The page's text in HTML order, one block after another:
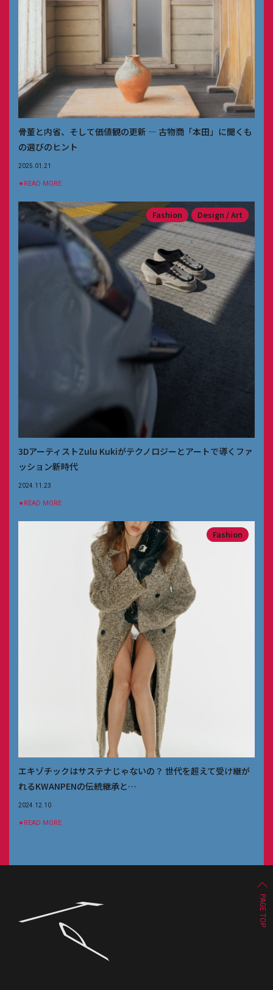
骨董と内省、そして価値観の更新 — 古物商「本田」に聞くも
の選びのヒント
2025.01.21
⚫︎READ MORE
Fashion Design / Art
3DアーティストZulu Kukiがテクノロジーとアートで導くファ
ッション新時代
2024.11.23
⚫︎READ MORE
Fashion
エキゾチックはサステナじゃないの？ 世代を超えて受け継が
れるKWANPENの伝統継承と…
2024.12.10
⚫︎READ MORE
PAGE TOP